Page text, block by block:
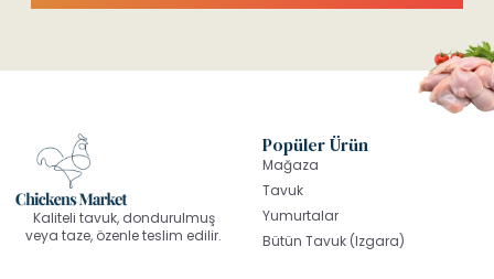
Kaliteli tavuk, dondurulmuş
veya taze, özenle teslim edilir.
Popüler Ürün
Mağaza
Tavuk
Yumurtalar
Bütün Tavuk (Izgara)